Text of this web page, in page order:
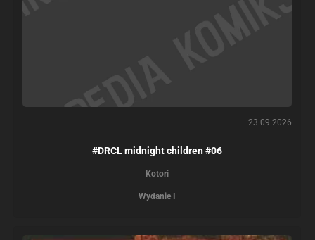
23.09.2026
#DRCL midnight children #06
Kotori
Wydanie I